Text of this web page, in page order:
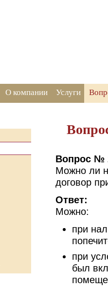
О компании Услуги
Вопрос №
Можно ли
договор
Ответ:
Можно:
при
при
был